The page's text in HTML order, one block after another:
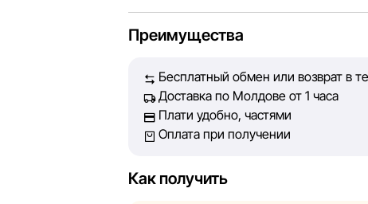
Каждый день мы работаем над тем,
Наша цель — обеспечить вас
принять лучшее решение о покупке.
Однако, несмотря на постоянный
технических ошибок или сбоев. Мы
Преимущества
Бесплатный обмен или возврат в
Доставка по Молдове от 1 часа
Плати удобно, частями
Оплата при получении
Как получить